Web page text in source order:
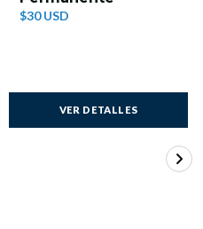
$30 USD
VER DETALLES